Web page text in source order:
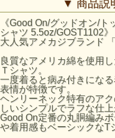
ことを前提に、前たてと
である首周りをシンプル
りながら落ち着いたスマ
Good On定番の丸胴編み
トや着用感もベーシック
ジャンルを問わず様々な
クルーネックやVネック
枚です。
反応染めカラーは落ち着
で、ベーシックかつシン
な印象です。Pigment
▼ 商品説
《Good On/グッドオン/
シャツ 5.5oz/GOST1102》
大人気アメカジブランド
良質なアメリカ綿を使用
Ｔシャツ。
一度着ると病み付きにな
表情が特徴です。
ヘンリーネック特有のア
しいシンプルでラフな仕
Good On定番の丸胴編み
や着用感もベーシックなT